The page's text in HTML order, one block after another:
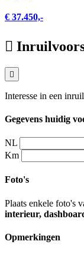
€ 37.450,-
Interesse in een
Gegevens huidig
NL
Km
Foto's
Plaats enkele foto's
interieur,
Opmerkingen